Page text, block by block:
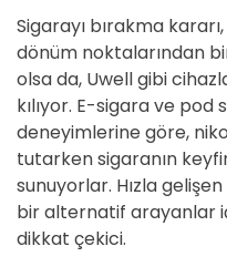
Sigarayı bırakma
dönüm noktalarından
olsa da, Uwell gibi
kılıyor. E-sigara ve
deneyimlerine göre,
tutarken sigaranın
sunuyorlar. Hızla
bir alternatif arayanlar
dikkat çekici.